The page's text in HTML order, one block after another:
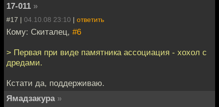
17-011 »
#17 | 04.10.08 23:10 | ответить
Кому: Скиталец, #6
> Первая при виде памятника ассоциация - хохол с
дредами.
Кстати да, поддерживаю.
Ямадзакура »